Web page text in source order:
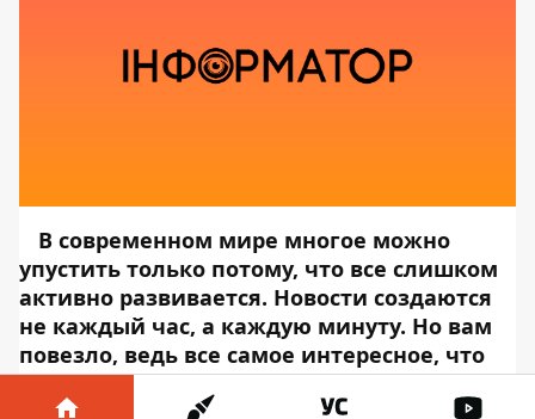
В современном мире многое можно
упустить только потому, что все слишком
активно развивается. Новости создаются
не каждый час, а каждую минуту. Но вам
повезло, ведь все самое интересное, что
вы могли пропустить за сегодня,
Информатор Tech
собрал в ТОП